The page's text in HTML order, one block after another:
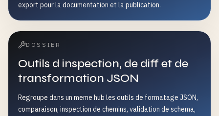
export pour la documentation et la publication.
DOSSIER
Outils d inspection, de diff et de
transformation JSON
Regroupe dans un meme hub les outils de formatage JSON,
comparaison, inspection de chemins, validation de schema,